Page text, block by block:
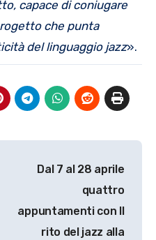
capace di coniugare
che punta
del linguaggio jazz».
Dal 7 al 28 aprile
quattro
appuntamenti con Il
rito del jazz alla